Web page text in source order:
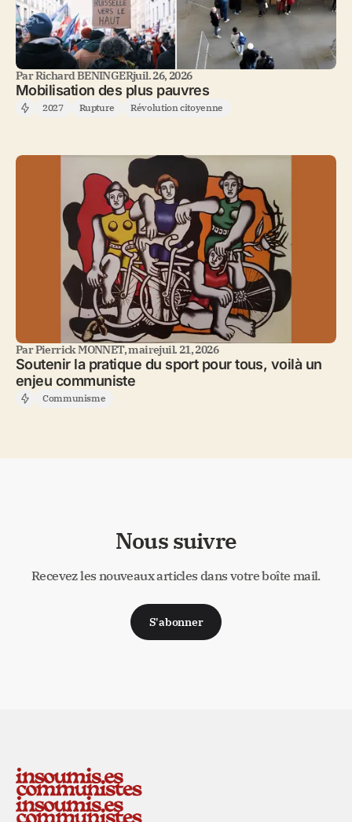
ParRichard BENINGERjuil. 26, 2026
Mobilisation des plus pauvres
2027 Rupture Révolution citoyenne
ParPierrick MONNET, mairejuil. 21, 2026
Soutenir la pratique du sport pour tous, voilà un
enjeu communiste
Communisme
Nous suivre
Recevez les nouveaux articles dans votre boîte mail.
S'abonner